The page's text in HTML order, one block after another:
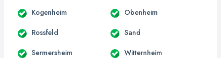
Kogenheim Obenheim
Rossfeld Sand
Sermersheim Witternheim